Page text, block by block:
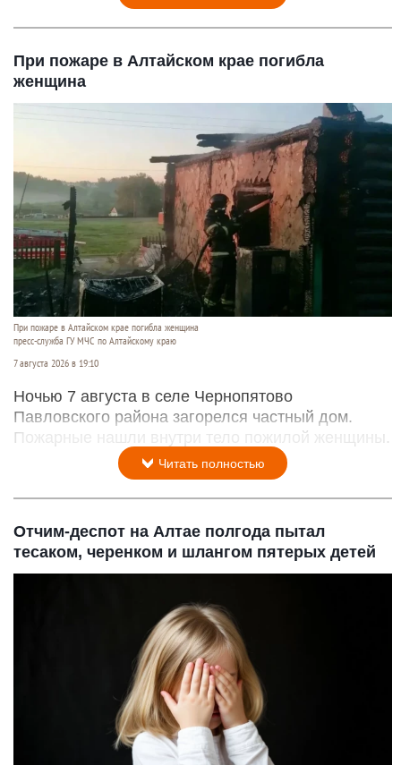
При пожаре в Алтайском крае погибла
женщина
При пожаре в Алтайском крае погибла женщина
пресс-служба ГУ МЧС по Алтайскому краю
7 августа 2026 в 19:10
Ночью 7 августа в селе Чернопятово
Павловского района загорелся частный дом.
Пожарные нашли внутри тело пожилой женщины.
Читать полностью
Отчим-деспот на Алтае полгода пытал
тесаком, черенком и шлангом пятерых детей